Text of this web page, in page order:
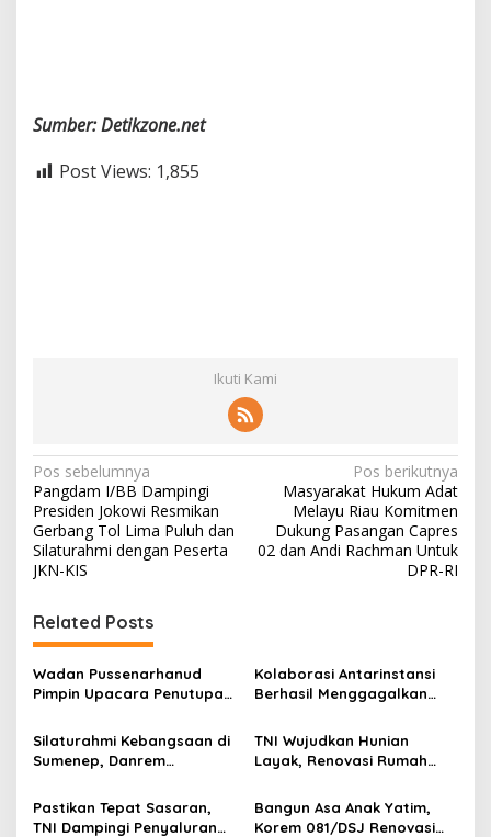
Sumber: Detikzone.net
Post Views: 1,855
Ikuti Kami
N
a
v
i
a
s
i
o
Pos sebelumnya
Pangdam I/BB Dampingi
Presiden Jokowi Resmikan
Gerbang Tol Lima Puluh dan
Silaturahmi dengan Peserta
JKN-KIS
Pos berikutnya
Masyarakat Hukum Adat
Melayu Riau Komitmen
Dukung Pasangan Capres
02 dan Andi Rachman Untuk
DPR-RI
Related Posts
Wadan Pussenarhanud
Pimpin Upacara Penutupan
KDKMP Tahun 2026 di
Pusdikarhanud
Kolaborasi Antarinstansi
Berhasil Menggagalkan
3,4 Ton Merkuri Cair
Silaturahmi Kebangsaan di
Sumenep, Danrem
Semua Elemen Bersatu
Bangun Madura
TNI Wujudkan Hunian
Layak, Renovasi Rumah
Pastikan Tepat Sasaran,
TNI Dampingi Penyaluran
Bangun Asa Anak Yatim,
Korem 081/DSJ Renovasi